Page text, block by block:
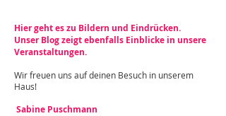
Hier geht es zu Bildern und Eindrücken.
Unser Blog zeigt ebenfalls Einblicke in unsere
Veranstaltungen.
Wir freuen uns auf deinen Besuch in unserem
Haus!
Sabine Puschmann